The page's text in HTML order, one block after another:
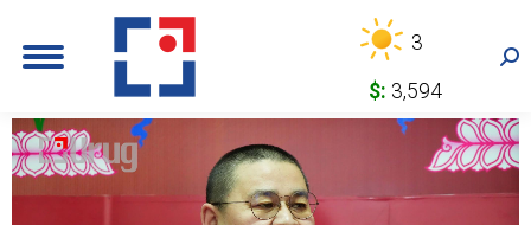
3
$: 3,594